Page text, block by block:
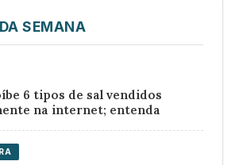
SEMANA
6 tipos de sal vendidos
na internet; entenda